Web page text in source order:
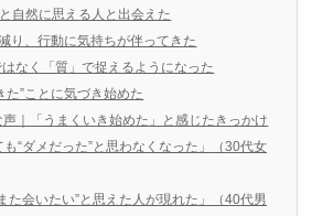
自然に思える人と出会えた
り、行動に気持ちが伴ってきた
なく「質」で捉えるようになった
”ことに気づき始めた
｜「うまくいき始めた」と感じたきっかけ
“ダメだった”と思わなくなった」（30代女
た会いたい”と思えた人が現れた」（40代男